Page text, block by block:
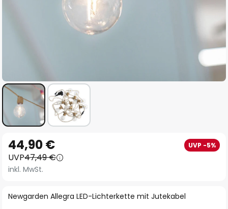
Anfang
der
Bildgalerie
Newgarden Allegra LED-Lichterkette mit Jutekabel
44,90 € UVP -5%
UVP47,49 €
inkl. MwSt.